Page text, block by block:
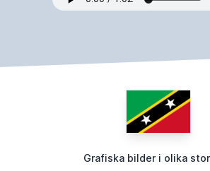
Grafiska bilder i olika